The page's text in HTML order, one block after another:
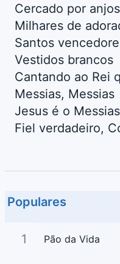
Cercado por
Milhares de
Santos
Vestidos brancos
Cantando ao Rei
Messias, Messias
Jesus é o Messias
Fiel verdadeiro,
Populares
1 Pão da Vida